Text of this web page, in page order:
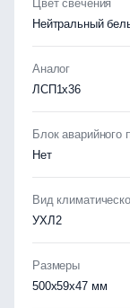
Цвет свечения
Нейтральный
Аналог
ЛСП1х36
Блок аварийного
Нет
Вид
УХЛ2
Размеры
500х59х47 мм